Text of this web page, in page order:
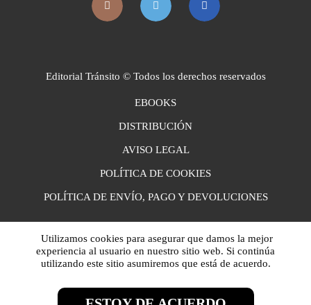
Editorial Tránsito © Todos los derechos reservados
EBOOKS
DISTRIBUCIÓN
AVISO LEGAL
POLÍTICA DE COOKIES
POLÍTICA DE ENVÍO, PAGO Y DEVOLUCIONES
Utilizamos cookies para asegurar que damos la mejor
experiencia al usuario en nuestro sitio web. Si continúa
utilizando este sitio asumiremos que está de acuerdo.